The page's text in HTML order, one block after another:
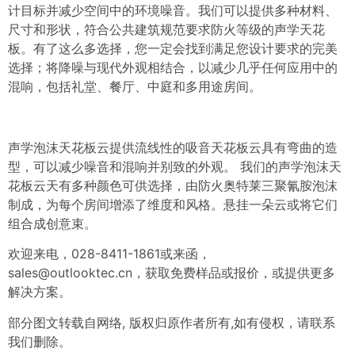
计目标并减少空间中的环境噪音。我们可以提供多种材料、
尺寸和形状，符合公共建筑规范要求防火等级的声学天花
板。有了这么多选择，您一定会找到满足您设计要求的完美
选择；将降噪与现代外观相结合，以减少几乎任何应用中的
混响，包括礼堂、餐厅、中庭和多用途房间。
声学泡沫天花板云提供流线性的吸音天花板云具有弯曲的造
型，可以减少噪音和混响并别致的外观。 我们的声学泡沫天
花板云天有多种颜色可供选择，由防火奥特莱三聚氰胺泡沫
制成，为每个房间增添了维度和风格。悬挂一朵云或将它们
组合成创意束。
欢迎来电，028-8411-1861或来函，
sales@outlooktec.cn ，获取免费样品或报价，或提供更多
解决方案。
部分图文转载自网络, 版权归原作者所有,如有侵权，请联系
我们删除。